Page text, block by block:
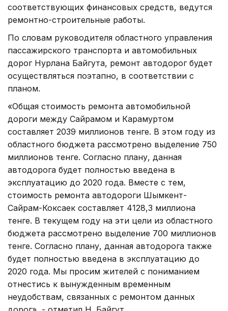
соответствующих финансовых средств, ведутся
ремонтно-строительные работы.
По словам руководителя областного управления
пассажирского транспорта и автомобильных
дорог Нурлана Байгута, ремонт автодорог будет
осуществляться поэтапно, в соответствии с
планом.
«Общая стоимость ремонта автомобильной
дороги между Сайрамом и Карамуртом
составляет 2039 миллионов тенге. В этом году из
областного бюджета рассмотрено выделение 750
миллионов тенге. Согласно плану, данная
автодорога будет полностью введена в
эксплуатацию до 2020 года. Вместе с тем,
стоимость ремонта автодороги Шымкент-
Сайрам-Коксаек составляет 4128,3 миллиона
тенге. В текущем году на эти цели из областного
бюджета рассмотрено выделение 700 миллионов
тенге. Согласно плану, данная автодорога также
будет полностью введена в эксплуатацию до
2020 года. Мы просим жителей с пониманием
отнестись к вынужденным временным
неудобствам, связанных с ремонтом данных